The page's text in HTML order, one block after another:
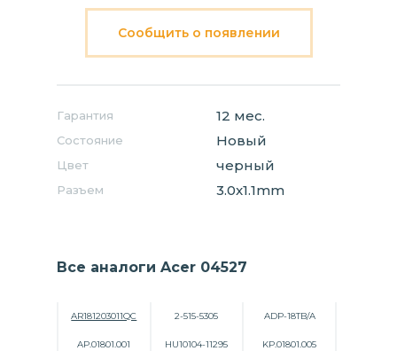
Сообщить о появлении
Гарантия 12 мес.
Состояние Новый
Цвет черный
Разъем 3.0x1.1mm
Все аналоги Acer 04527
AR181203011QC 2-515-5305 ADP-18TB/A
AP.01801.001 HU10104-11295 KP.01801.005